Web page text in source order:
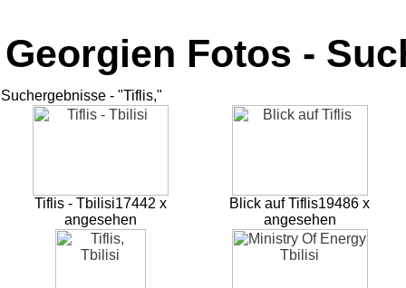
Georgien Fotos -
Suchergebnisse - "Tiflis,"
Tiflis - Tbilisi17442 x
angesehen
Blick auf Tiflis19486 x
angesehen